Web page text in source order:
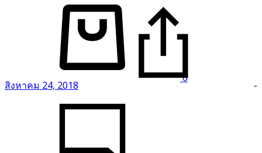
0
สิงหาคม 24, 2018 -